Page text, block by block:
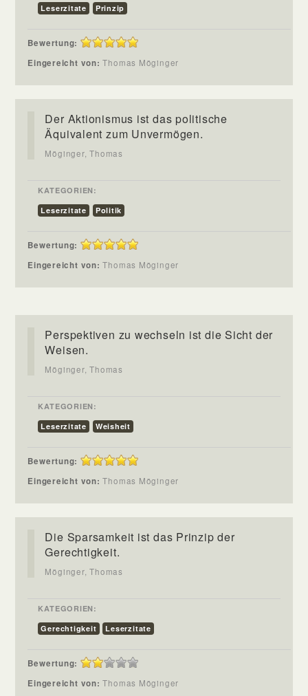
Leserzitate
Prinzip
Bewertung:
Eingereicht von:Thomas Möginger
Der Aktionismus ist das politische
Äquivalent zum Unvermögen.
Möginger, Thomas
KATEGORIEN:
Leserzitate
Politik
Bewertung:
Eingereicht von:Thomas Möginger
Perspektiven zu wechseln ist die Sicht der
Weisen.
Möginger, Thomas
KATEGORIEN:
Leserzitate
Weisheit
Bewertung:
Eingereicht von:Thomas Möginger
Die Sparsamkeit ist das Prinzip der
Gerechtigkeit.
Möginger, Thomas
KATEGORIEN:
Gerechtigkeit
Leserzitate
Bewertung:
Eingereicht von:Thomas Möginger